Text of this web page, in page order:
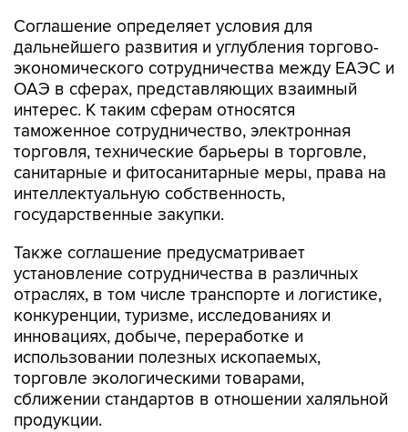
Соглашение определяет условия для
дальнейшего развития и углубления торгово-
экономического сотрудничества между ЕАЭС и
ОАЭ в сферах, представляющих взаимный
интерес. К таким сферам относятся
таможенное сотрудничество, электронная
торговля, технические барьеры в торговле,
санитарные и фитосанитарные меры, права на
интеллектуальную собственность,
государственные закупки.
Также соглашение предусматривает
установление сотрудничества в различных
отраслях, в том числе транспорте и логистике,
конкуренции, туризме, исследованиях и
инновациях, добыче, переработке и
использовании полезных ископаемых,
торговле экологическими товарами,
сближении стандартов в отношении халяльной
продукции.